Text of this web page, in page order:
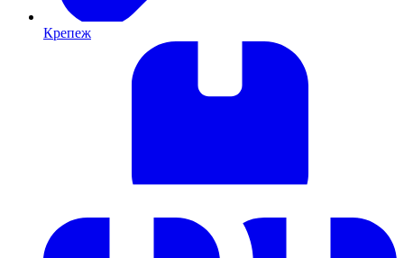
Крепеж